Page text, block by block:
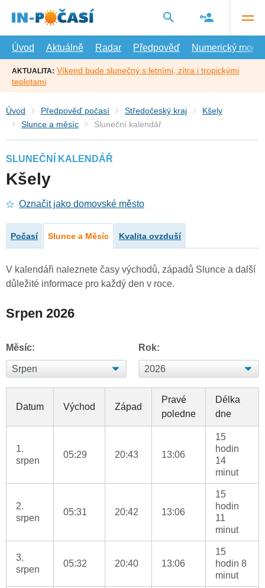
hlavní
Úvod
Aktuálně Radar Předpověď Numerický model
AKTUALITA: Víkend bude slunečný s letními, zítra i tropickými
teplotami
Úvod Předpověď počasí Středočeský kraj
Kšely
Slunce a měsíc
Sluneční kalendář
SLUNEČNÍ KALENDÁŘ
Kšely
Označit jako domovské město
Počasí Slunce a Měsíc Kvalita ovzduší
V kalendáři naleznete časy východů, západů Slunce a další
důležité informace pro každý den v roce.
Srpen 2026
Měsíc: Rok:
Datum Východ Západ
Pravé
poledne
Délka
dne
1.
srpen
05:29 20:43 13:06
15
hodin
14
minut
2.
srpen
05:31 20:42 13:06
15
hodin
11
minut
3.
srpen
05:32 20:40 13:06
15
hodin 8
minut